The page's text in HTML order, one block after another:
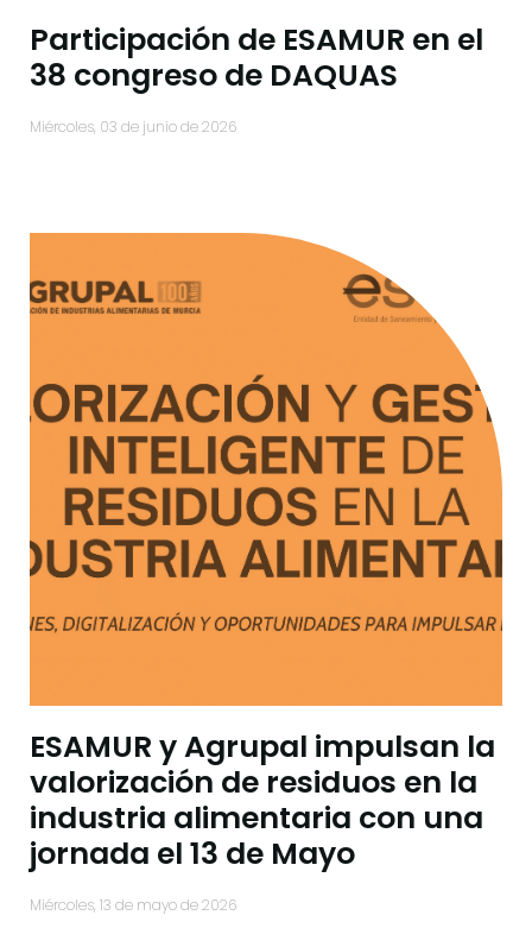
Participación de ESAMUR en el
38 congreso de DAQUAS
miércoles, 03 de junio de 2026
ESAMUR y Agrupal impulsan la
valorización de residuos en la
industria alimentaria con una
jornada el 13 de Mayo
miércoles, 13 de mayo de 2026